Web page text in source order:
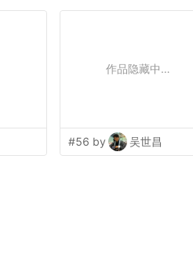
作品隐藏中…
#56 by 吴世昌